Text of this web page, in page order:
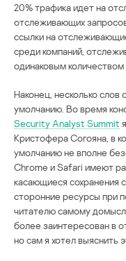
20% трафика идет на
отслеживающих
ссылки на
среди компаний,
одинаковым количеством
Наконец, несколько слов
умолчанию. Во время
Security Analyst Summit
Кристофера Согояна, в
умолчанию не вполне
Chrome и Safari имеют
касающиеся сохранения
сторонние ресурсы при
читателю самому
более заинтересован в
но сам я хотел выяснить